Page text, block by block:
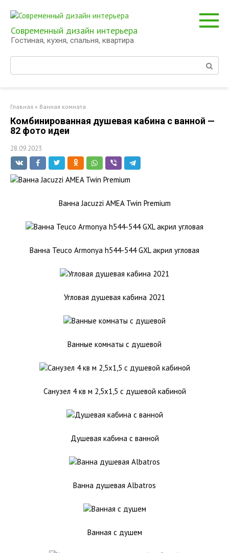
контенту
Современный дизайн интерьера
Гостиная, кухня, спальня, квартира
Поиск:
Главная » Ванная комната
Комбинированная душевая кабина с ванной —
82 фото идеи
28.09.2023
Ванна Jacuzzi AMEA Twin Premium
Ванна Teuco Armonya h544-544 GXL акрил угловая
Угловая душевая кабина 2021
Ванные комнаты с душевой
Санузел 4 кв м 2,5х1,5 с душевой кабиной
Душевая кабина с ванной
Ванна душевая Albatros
Ванная с душем